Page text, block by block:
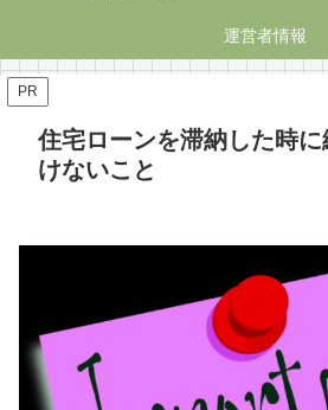
運営者情報
PR
住宅ローンを滞納した時
けないこと